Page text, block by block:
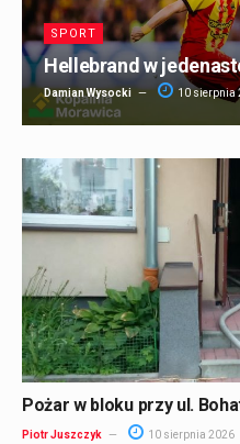
SPORT
Hellebrand w
Damian Wysocki 10 sierpnia
Pożar w bloku przy ul.
Piotr Juszczyk 10 sierpnia 2026